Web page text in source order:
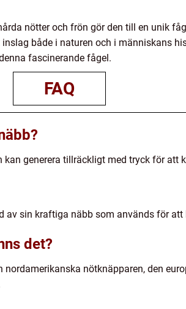
nötter och frön gör den till en unik
både i naturen och i människans
fascinerande fågel.
FAQ
generera tillräckligt med tryck för att
av sin kraftiga näbb som används för
det?
nötknäpparen, den